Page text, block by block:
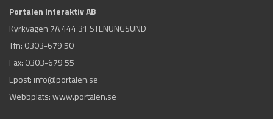
Portalen Interaktiv AB
Kyrkvägen 7A 444 31 STENUNGSUND
Tfn: 0303-679 50
Fax: 0303-679 55
Epost: info@portalen.se
Webbplats: www.portalen.se